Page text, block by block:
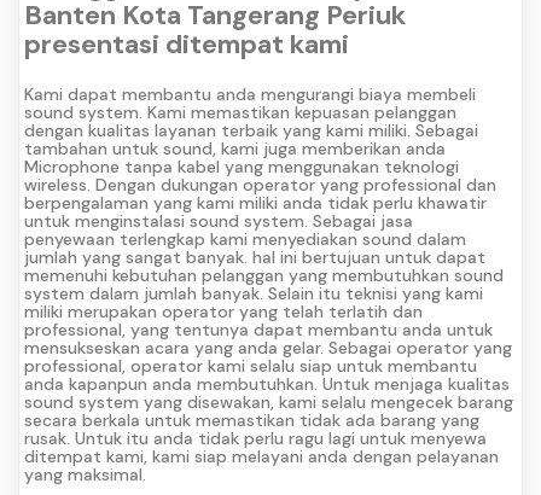
Banten Kota Tangerang Periuk
presentasi ditempat kami
Kami dapat membantu anda mengurangi biaya membeli
sound system. Kami memastikan kepuasan pelanggan
dengan kualitas layanan terbaik yang kami miliki. Sebagai
tambahan untuk sound, kami juga memberikan anda
Microphone tanpa kabel yang menggunakan teknologi
wireless. Dengan dukungan operator yang professional dan
berpengalaman yang kami miliki anda tidak perlu khawatir
untuk menginstalasi sound system. Sebagai jasa
penyewaan terlengkap kami menyediakan sound dalam
jumlah yang sangat banyak. hal ini bertujuan untuk dapat
memenuhi kebutuhan pelanggan yang membutuhkan sound
system dalam jumlah banyak. Selain itu teknisi yang kami
miliki merupakan operator yang telah terlatih dan
professional, yang tentunya dapat membantu anda untuk
mensukseskan acara yang anda gelar. Sebagai operator yang
professional, operator kami selalu siap untuk membantu
anda kapanpun anda membutuhkan. Untuk menjaga kualitas
sound system yang disewakan, kami selalu mengecek barang
secara berkala untuk memastikan tidak ada barang yang
rusak. Untuk itu anda tidak perlu ragu lagi untuk menyewa
ditempat kami, kami siap melayani anda dengan pelayanan
yang maksimal.